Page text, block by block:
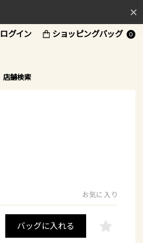
ログイン ショッピングバッグ 0
店舗検索
お気に入り
バッグに入れる